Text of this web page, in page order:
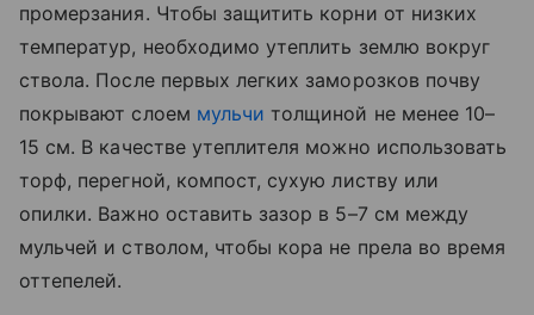
промерзания. Чтобы защитить корни от низких
температур, необходимо утеплить землю вокруг
ствола. После первых легких заморозков почву
покрывают слоем мульчи толщиной не менее 10–
15 см. В качестве утеплителя можно использовать
торф, перегной, компост, сухую листву или
опилки. Важно оставить зазор в 5–7 см между
мульчей и стволом, чтобы кора не прела во время
оттепелей.